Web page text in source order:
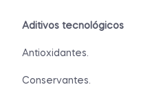
Aditivos tecnológicos
Antioxidantes.
Conservantes.